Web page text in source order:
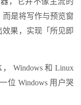
是将写作与预览窗
果，实现「所见即
Windows 和 Linux
位 Windows 用户哭